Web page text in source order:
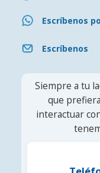
Escríbenos
Escríbenos
Siempre a tu
que
interactuar